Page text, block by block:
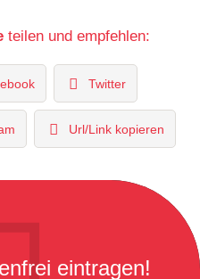
teilen und empfehlen:
Twitter
Url/Link kopieren
eintragen!